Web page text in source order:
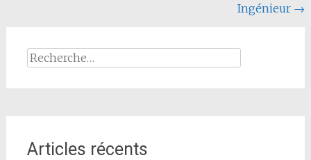
Ingénieur →
Rechercher :
Articles récents